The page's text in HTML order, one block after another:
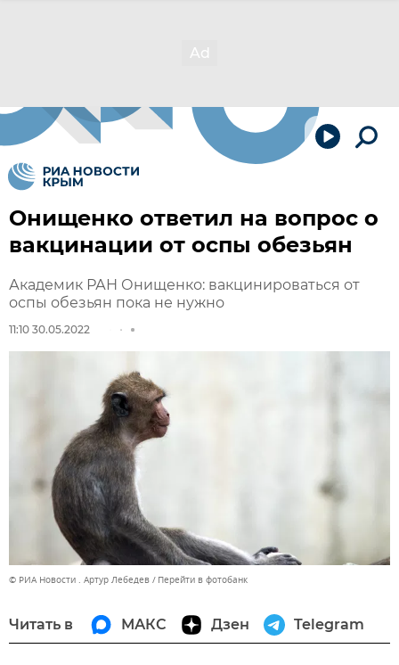
Онищенко ответил на вопрос о
вакцинации от оспы обезьян
Академик РАН Онищенко: вакцинироваться от
оспы обезьян пока не нужно
11:10 30.05.2022
© РИА Новости . Артур Лебедев Перейти в фотобанк
Читать в МАКС Дзен Telegram